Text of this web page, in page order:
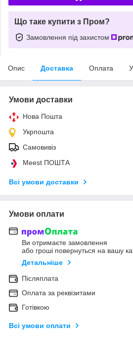
Що таке купити з Пром?
Замовлення під захистом
Опис Доставка Оплата
Умови доставки
Нова Пошта
Укрпошта
Самовивіз
Meest ПОШТА
Всі умови доставки
Умови оплати
Ви отримаєте замовлення
або гроші повернуться на вашу
Детальніше
Післяплата
Оплата за реквізитами
Готівкою
Всі умови оплати